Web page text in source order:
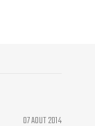
07 AOUT 2014